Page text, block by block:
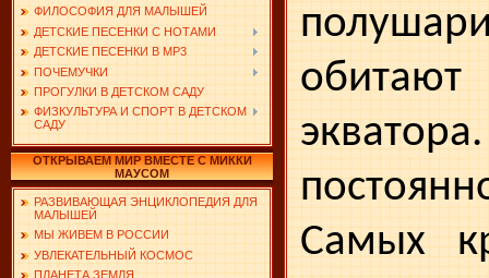
ФИЛОСОФИЯ ДЛЯ МАЛЫШЕЙ
ДЕТСКИЕ ПЕСЕНКИ С НОТАМИ
ДЕТСКИЕ ПЕСЕНКИ В MP3
ПОЧЕМУЧКИ
ПРОГУЛКИ В ДЕТСКОМ САДУ
ФИЗКУЛЬТУРА И СПОРТ В ДЕТСКОМ
САДУ
ОТКРЫВАЕМ МИР ВМЕСТЕ С МИККИ
МАУСОМ
РАЗВИВАЮЩАЯ ЭНЦИКЛОПЕДИЯ ДЛЯ
МАЛЫШЕЙ
МЫ ЖИВЕМ В РОССИИ
УВЛЕКАТЕЛЬНЫЙ КОСМОС
ПЛАНЕТА ЗЕМЛЯ
Самых